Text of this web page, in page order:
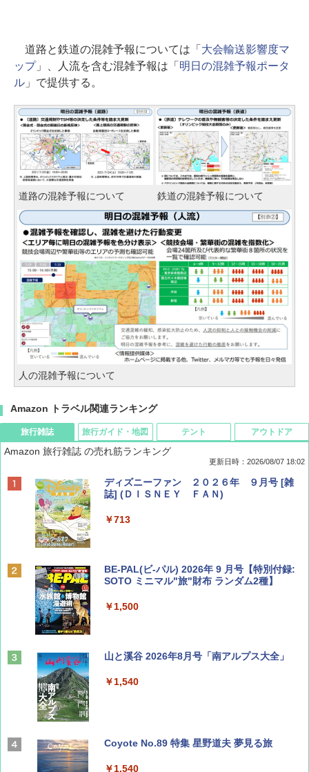
道路と鉄道の混雑予報については「 大会輸送影響度マ
ップ」、人流を含む混雑予報は「 明日の混雑予報ポータ
ル 」で提供する。
道路の混雑予報について 鉄道の混雑予報について
人の混雑予報について
Amazon トラベル関連ランキング
旅行雑誌
Amazon 旅行雑誌 の売れ筋ランキング
更新日時：2026/08/07 18:02
ディズニーファン ２０２６年 ９月号 [雑
誌] (ＤＩＳＮＥＹ ＦＡＮ)
￥713
BE-PAL(ビ-パル) 2026年 9 月号【特別付録:
SOTO ミニマル"旅"財布 ランダム2種】
￥1,500
山と溪谷 2026年8月号「南アルプス大全」
￥1,540
Coyote No.89 特集 星野道夫 夢見る旅
￥1,540
旅行ガイド・地図 テント アウトドア